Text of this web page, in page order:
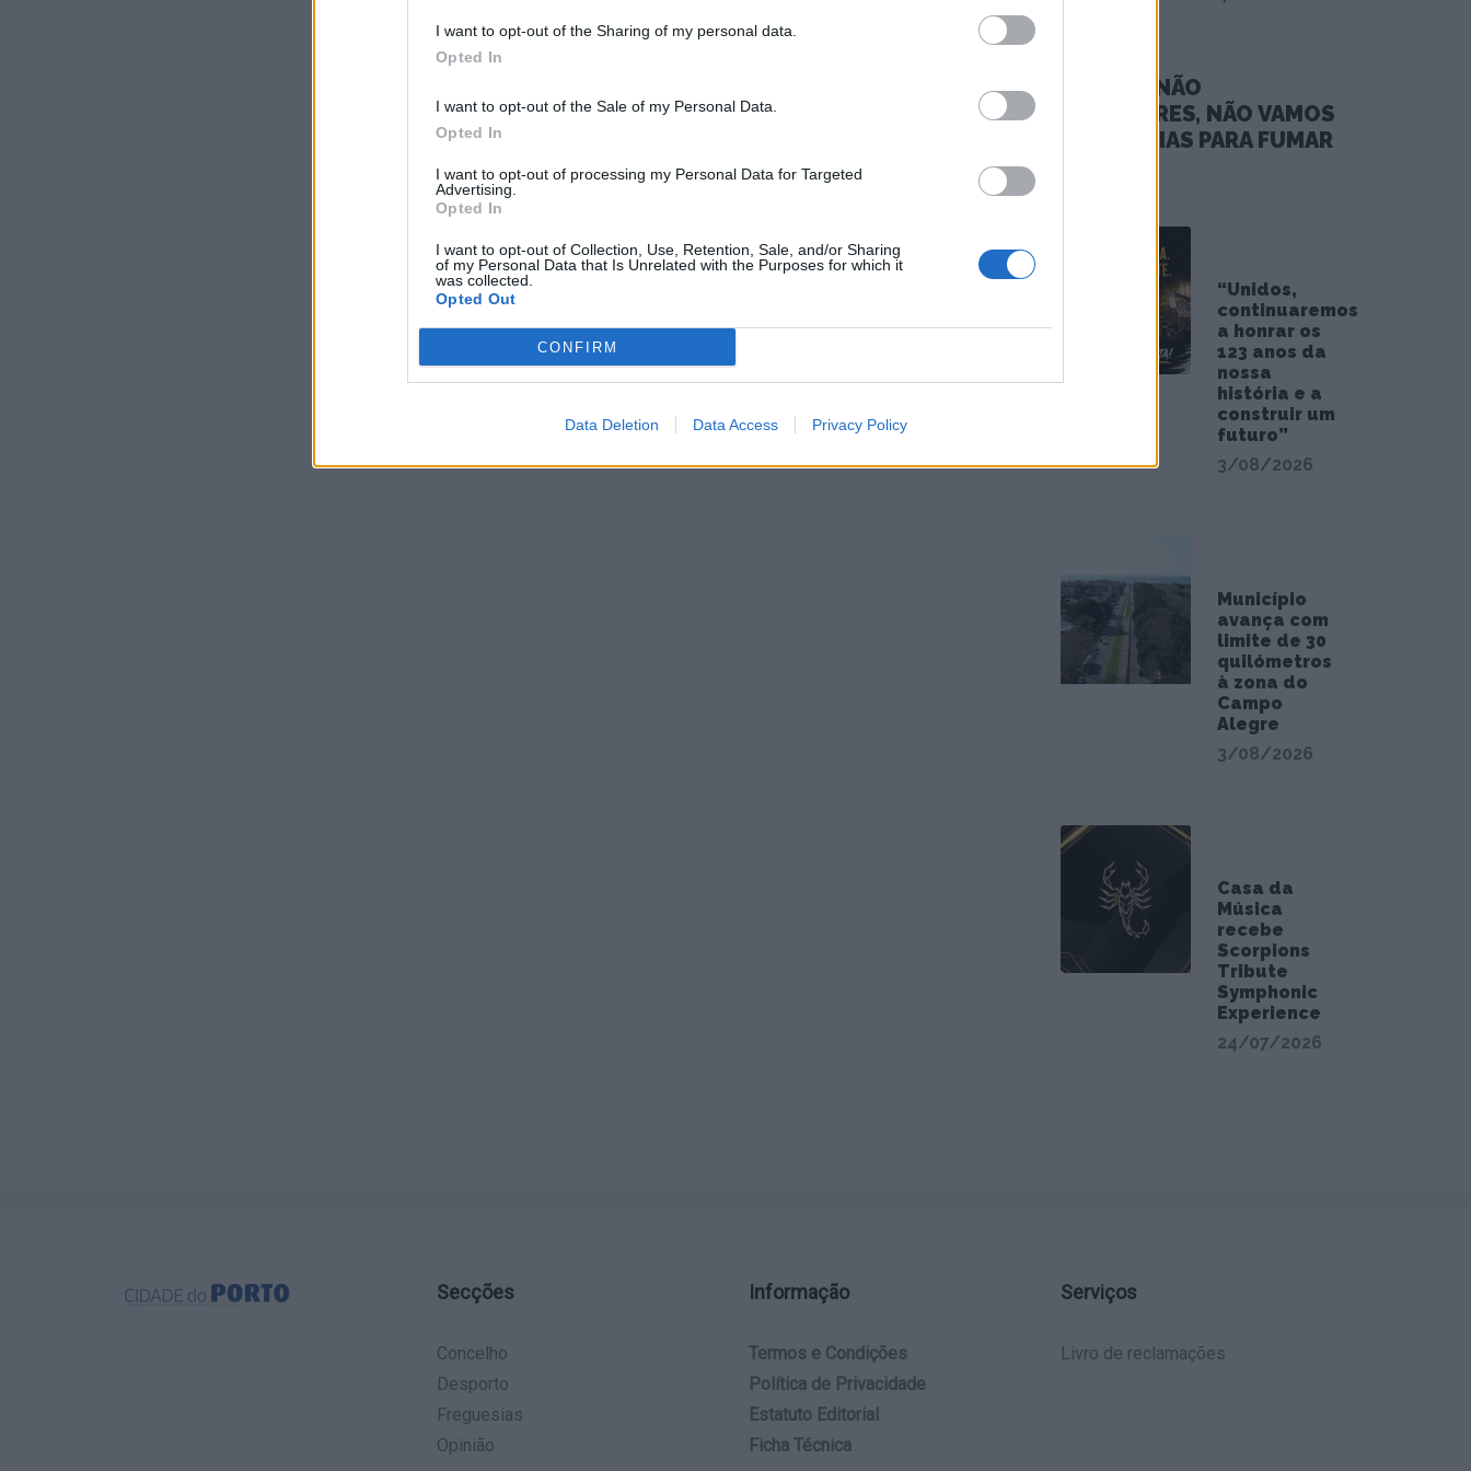
I want to opt-out of the Sharing of my personal data.
Opted In
I want to opt-out of the Sale of my Personal Data.
Opted In
I want to opt-out of processing my Personal Data for Targeted
Advertising.
Opted In
I want to opt-out of Collection, Use, Retention, Sale, and/or Sharing
of my Personal Data that Is Unrelated with the Purposes for which it
was collected.
Opted Out
CONFIRM
Data Deletion Data Access Privacy Policy
circulação pedonal, garantindo percursos mais seguros e acessíveis para todos.
A empreitada tem um valor de adjudicação de 182 mil euros e reforça o compromisso municipal
de valorização do espaço público.
Foto: CMP | Luís Moura / GO Porto
NÓS, OS NÃO
FUMADORES, NÃO VAMOS
PARA FÉRIAS PARA FUMAR
“Unidos,
continuaremos
a honrar os
123 anos da
nossa
história e a
construir um
futuro”
3/08/2026
Município
avança com
limite de 30
quilómetros
à zona do
Campo
Alegre
3/08/2026
Casa da
Música
recebe
Scorpions
Tribute
Symphonic
Experience
24/07/2026
Secções
Concelho
Desporto
Freguesias
Opinião
Informação
Termos e Condições
Política de Privacidade
Estatuto Editorial
Ficha Técnica
Serviços
Livro de reclamações